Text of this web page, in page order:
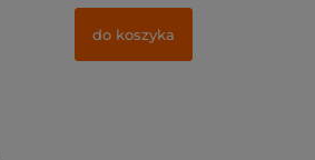
do koszyka